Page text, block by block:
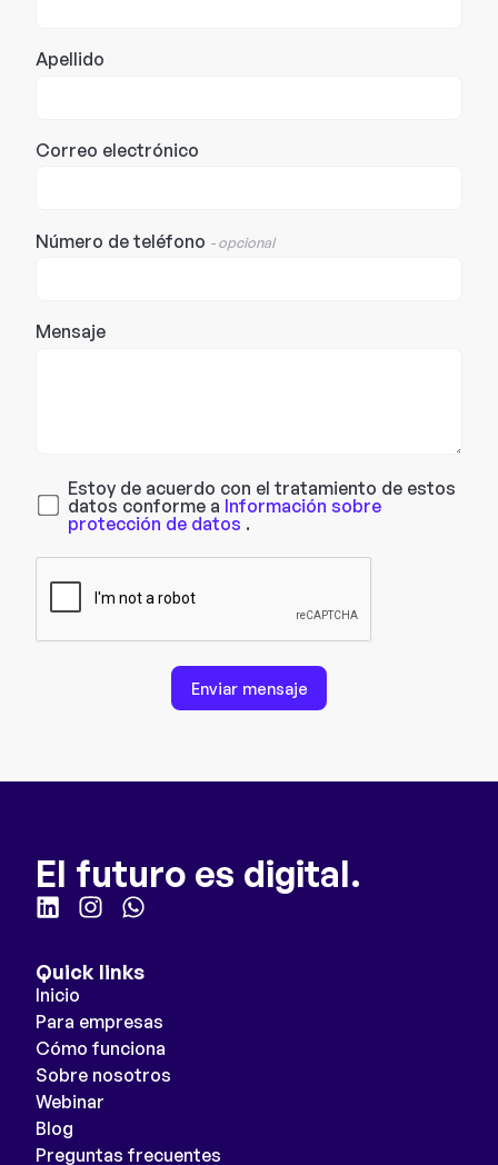
Apellido
Correo electrónico
Número de teléfono - opcional
Mensaje
Estoy de acuerdo con el tratamiento de estos
datos conforme a Información sobre
protección de datos .
Enviar mensaje
El futuro es digital.
Quick links
Inicio
Para empresas
Cómo funciona
Sobre nosotros
Webinar
Blog
Preguntas frecuentes